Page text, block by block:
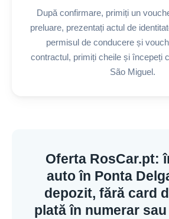
După confirmare, primiți un
preluare, prezentați actul de
permisul de conducere și
contractul, primiți cheile și începeți
São Miguel.
Oferta RosCar.pt:
auto în Ponta
depozit, fără card
plată în numerar